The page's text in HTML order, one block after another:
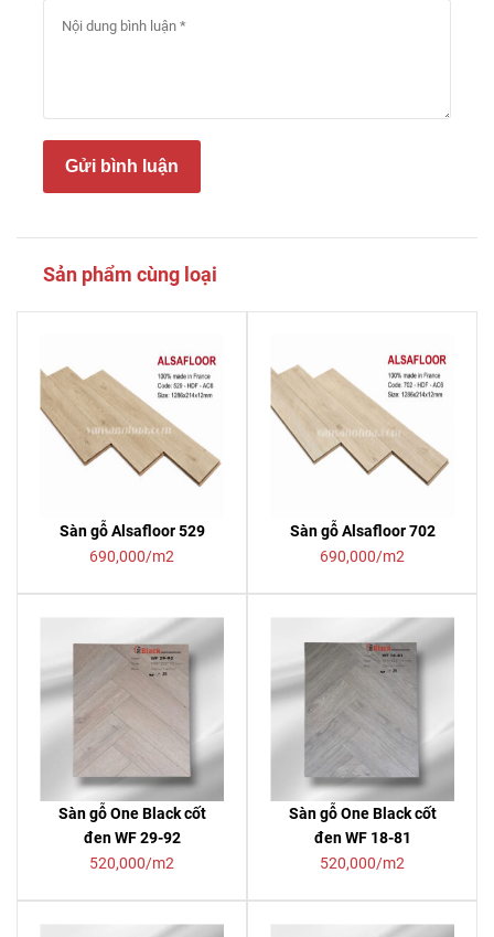
Gửi bình luận
Sản phẩm cùng loại
Sàn gỗ Alsafloor 529
690,000/m2
Sàn gỗ Alsafloor 702
690,000/m2
Sàn gỗ One Black cốt
đen WF 29-92
520,000/m2
Sàn gỗ One Black cốt
đen WF 18-81
520,000/m2